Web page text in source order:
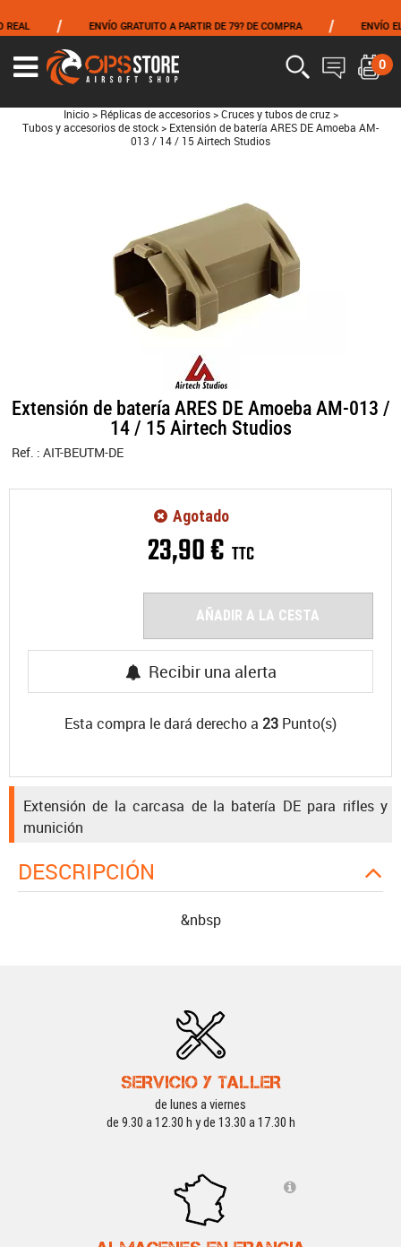
ENVÍO GRATUITO A PARTIR DE 79? DE COMPRA ENVÍO EL
0
Inicio > Réplicas de accesorios > Cruces y tubos de cruz >
Tubos y accesorios de stock > Extensión de batería ARES DE Amoeba AM-
013 / 14 / 15 Airtech Studios
Extensión de batería ARES DE Amoeba AM-013 /
14 / 15 Airtech Studios
Ref. : AIT-BEUTM-DE
23,90€ TTC
Agotado
AÑADIR A LA CESTA
Recibir una alerta
Esta compra le dará derecho a 23 Punto(s)
Extensión de la carcasa de la batería DE para rifles y
munición
DESCRIPCIÓN
&nbsp
SERVICIO Y TALLER
de lunes a viernes
de 9.30 a 12.30 h y de 13.30 a 17.30 h